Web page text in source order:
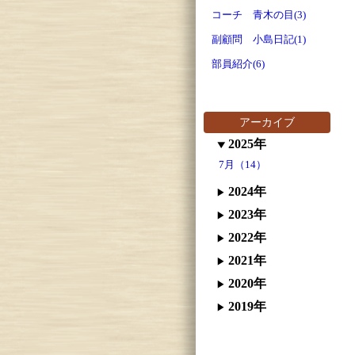
コーチ 青木の目(3)
副顧問 小島日記(1)
部員紹介(6)
アーカイブ
2025年
7月（14）
2024年
2023年
2022年
2021年
2020年
2019年